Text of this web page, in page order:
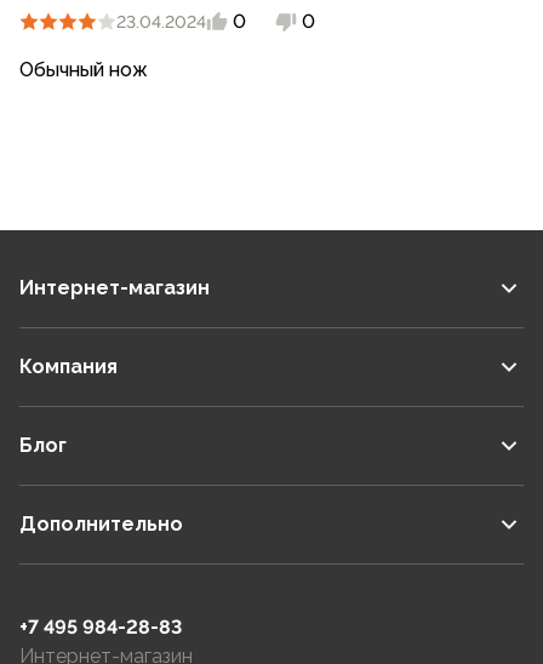
23.04.2024 0 0
Обычный нож
Интернет-магазин
Компания
Блог
Дополнительно
+7 495 984-28-83
Интернет-магазин